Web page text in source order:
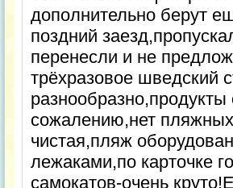
дополнительно берут
поздний
перенесли и не
трёхразовое шведский
сожалению,нет
чистая,пляж
лежаками,по карточке
самокатов-очень